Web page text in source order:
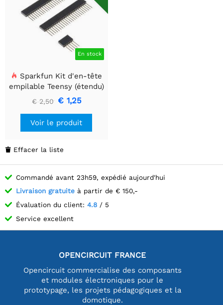
En stock
Sparkfun Kit d'en-tête
empilable Teensy (étendu)
€ 2,50 € 1,25
Voir le produit
 Effacer la liste
Commandé avant 23h59, expédié aujourd'hui
Livraison gratuite à partir de € 150,-
Évaluation du client: 4.8 / 5
Service excellent
OPENCIRCUIT FRANCE
Opencircuit commercialise des composants
et modules électroniques pour le
prototypage, les projets pédagogiques et la
domotique.